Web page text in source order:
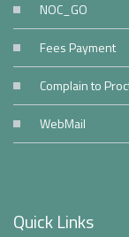
NOC_GO
Fees Payment
Complain to
WebMail
Quick Links